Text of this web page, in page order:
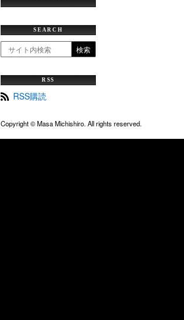
SEARCH
検索
RSS
RSS購読
Copyright ©Masa Michishiro. All rights reserved.